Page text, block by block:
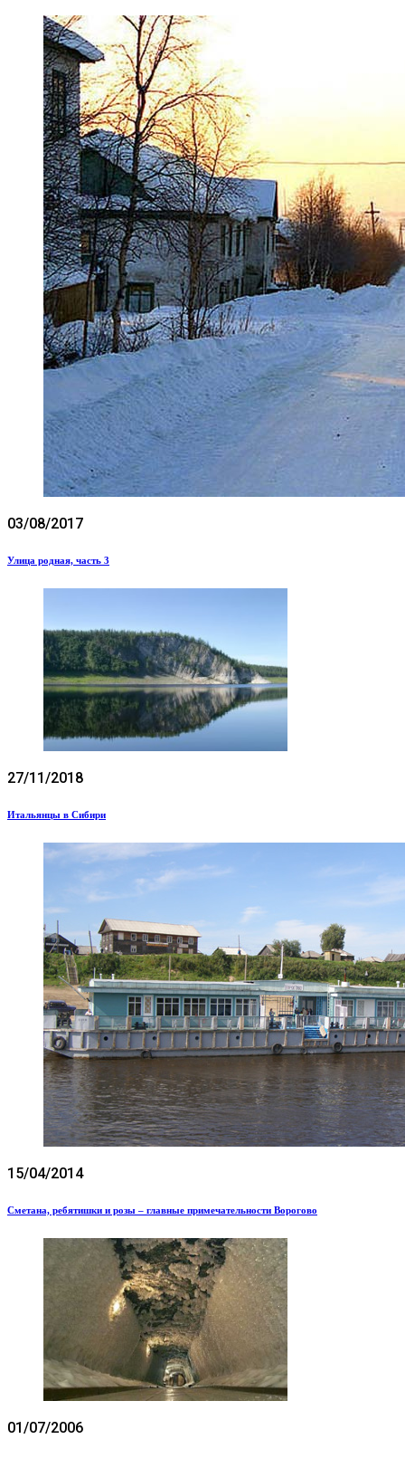
03/08/2017
Улица родная, часть 3
27/11/2018
Итальянцы в Сибири
15/04/2014
Сметана, ребятишки и розы – главные примечательности Ворогово
01/07/2006